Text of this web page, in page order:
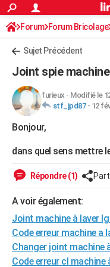
ACTUALITÉS
Politique
Société
Faits Divers
Education
Monde
Villes
+
FINANCE
Retraite
Impôts
Epargne
Immobilier
Risques naturels par ville
Banque
Assurance
Crédit
AUTO
Essais
Réserver un essai
Citadines
Berlines
SUV
Forum auto
+HIGH-TECH
Mobiles
Meilleur smartphone
Internet
Ordinateurs
Jeux vidéo
Guide high-tech
+
Forum
Aménagement intérieur
Extérieur
Cuisine
Salle de bains
Jardinage
Rangement
WEEK-END
Guides de France
Escapades
Patrimoine
Expositions
Musées
Week-end nature
+LIFESTYLE
Art de vivre
Bien-être
Loisirs
Mode
Modes de vie
SANTE
Alimentation
Guide de la santé
Maladies
Médicaments
Sommeil
VOYAGE
Forum Forum Bricolage
Sujet Précédent
Joint spie
furieux - Modifié le
stf_jpd87- 12
Bonjour,
dans quel sens mettre
Répondre (1)
A voir également:
Joint machine à laver
Code erreur machine a
Changer joint machine
Code erreur cl machine